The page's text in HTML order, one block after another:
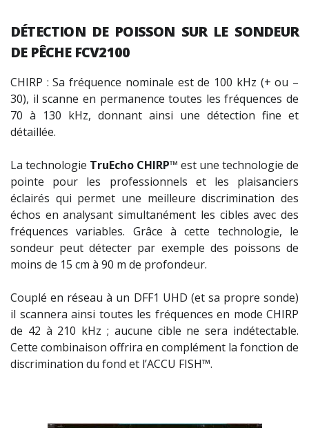
DÉTECTION DE POISSON SUR LE SONDEUR
DE PÊCHE FCV2100
CHIRP : Sa fréquence nominale est de 100 kHz (+ ou –
30), il scanne en permanence toutes les fréquences de
70 à 130 kHz, donnant ainsi une détection fine et
détaillée.
La technologie TruEcho CHIRP™ est une technologie de
pointe pour les professionnels et les plaisanciers
éclairés qui permet une meilleure discrimination des
échos en analysant simultanément les cibles avec des
fréquences variables. Grâce à cette technologie, le
sondeur peut détecter par exemple des poissons de
moins de 15 cm à 90 m de profondeur.
Couplé en réseau à un DFF1 UHD (et sa propre sonde)
il scannera ainsi toutes les fréquences en mode CHIRP
de 42 à 210 kHz ; aucune cible ne sera indétectable.
Cette combinaison offrira en complément la fonction de
discrimination du fond et l’ACCU FISH™.